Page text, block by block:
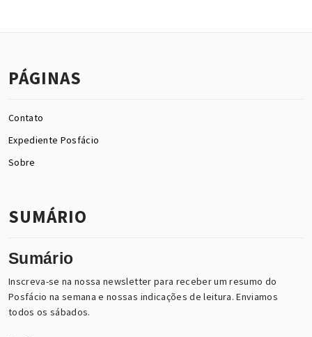
PÁGINAS
Contato
Expediente Posfácio
Sobre
SUMÁRIO
Sumário
Inscreva-se na nossa newsletter para receber um resumo do
Posfácio na semana e nossas indicações de leitura. Enviamos
todos os sábados.